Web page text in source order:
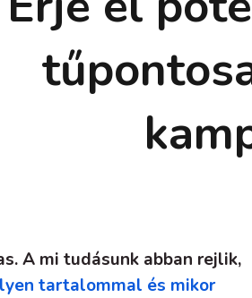
A mi tudásunk abban rejlik,
tartalommal és mikor